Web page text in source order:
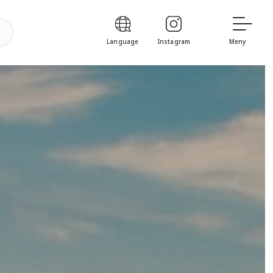
Language Instagram Meny